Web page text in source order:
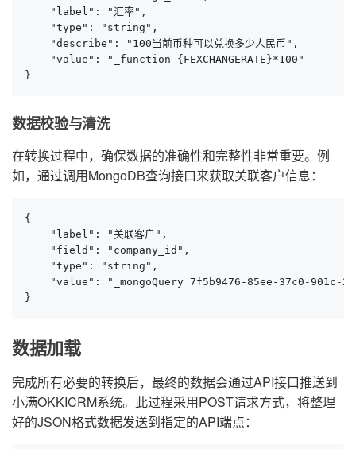
    "label": "汇率",
    "type": "string",
    "describe": "100当前币种可以兑换多少人民币",
    "value": "_function {FEXCHANGERATE}*100"
}
数据校验与清洗
在转换过程中，确保数据的准确性和完整性非常重要。例
如，通过调用MongoDB查询接口来获取关联客户信息：
{
    "label": "关联客户",
    "field": "company_id",
    "type": "string",
"value": "_mongoQuery 7f5b9476-85ee-37c0-901c-
}
数据加载
完成所有必要的转换后，最终的数据会通过API接口推送到
小满OKKICRM系统。此过程采用POST请求方式，将整理
好的JSON格式数据发送到指定的API端点：